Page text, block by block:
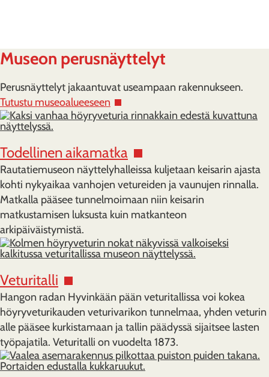
Museon perusnäyttelyt
Perusnäyttelyt jakaantuvat useampaan rakennukseen.
Tutustu museoalueeseen
Todellinen aikamatka
Rautatiemuseon näyttelyhalleissa kuljetaan keisarin ajasta
kohti nykyaikaa vanhojen vetureiden ja vaunujen rinnalla.
Matkalla pääsee tunnelmoimaan niin keisarin
matkustamisen luksusta kuin matkanteon
arkipäiväistymistä.
Veturitalli
Hangon radan Hyvinkään pään veturitallissa voi kokea
höyryveturikauden veturivarikon tunnelmaa, yhden veturin
alle pääsee kurkistamaan ja tallin päädyssä sijaitsee lasten
työpajatila. Veturitalli on vuodelta 1873.